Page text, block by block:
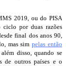
2019, ou do PISA
por duas razões
final dos anos 90,
mas sim pelas então
disso, quando se
de outros países e o